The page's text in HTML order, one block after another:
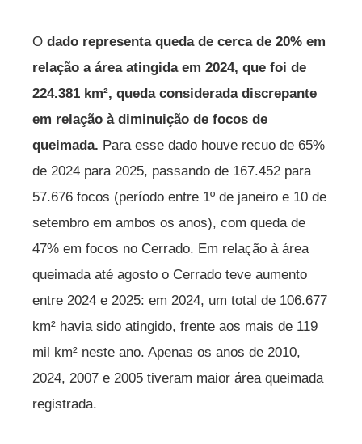
O dado representa queda de cerca de 20% em
relação a área atingida em 2024, que foi de
224.381 km², queda considerada discrepante
em relação à diminuição de focos de
queimada. Para esse dado houve recuo de 65%
de 2024 para 2025, passando de 167.452 para
57.676 focos (período entre 1º de janeiro e 10 de
setembro em ambos os anos), com queda de
47% em focos no Cerrado. Em relação à área
queimada até agosto o Cerrado teve aumento
entre 2024 e 2025: em 2024, um total de 106.677
km² havia sido atingido, frente aos mais de 119
mil km² neste ano. Apenas os anos de 2010,
2024, 2007 e 2005 tiveram maior área queimada
registrada.